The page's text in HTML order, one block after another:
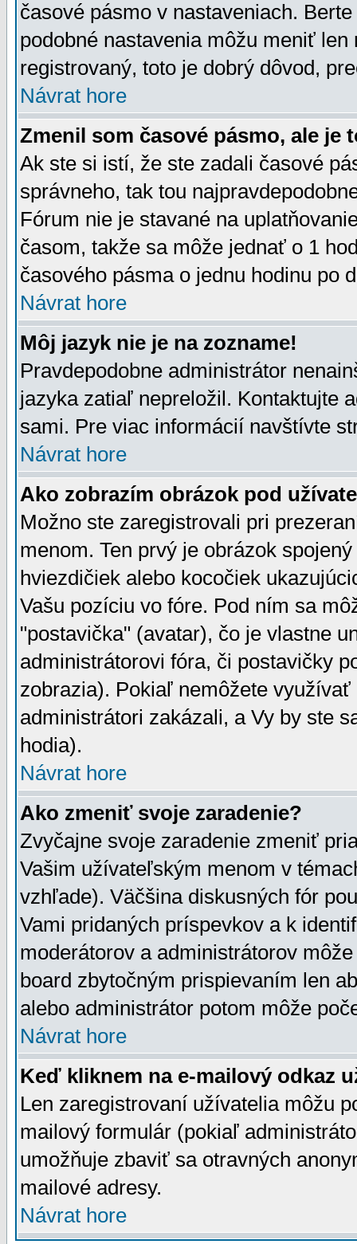
časové pásmo v nastaveniach.
podobné nastavenia môžu meniť
registrovaný, toto je dobrý dôvod,
Návrat hore
Zmenil som časové pásmo, ale je
Ak ste si istí, že ste zadali časové
správneho, tak tou
Fórum nie je stavané na
časom, takže sa môže jednať o 1
časového pásma o jednu hodinu po
Návrat hore
Môj jazyk nie je na zozname!
Pravdepodobne administrátor
jazyka zatiaľ nepreložil. Kontaktujte
sami. Pre viac informácií navštívte
Návrat hore
Ako zobrazím obrázok pod
Možno ste zaregistrovali pri
menom. Ten prvý je obrázok
hviezdičiek alebo kocočiek
Vašu pozíciu vo fóre. Pod ním sa
"postavička" (avatar), čo je vlastne
administrátorovi fóra, či postavičky
zobrazia). Pokiaľ nemôžete
administrátori zakázali, a Vy by ste
hodia).
Návrat hore
Ako zmeniť svoje zaradenie?
Zvyčajne svoje zaradenie zmeniť
Vašim užívateľským menom v
vzhľade). Väčšina diskusných fór
Vami pridaných príspevkov a k
moderátorov a administrátorov
board zbytočným prispievaním len
alebo administrátor potom môže
Návrat hore
Keď kliknem na e-mailový odkaz
Len zaregistrovaní užívatelia môžu
mailový formulár (pokiaľ
umožňuje zbaviť sa otravných
mailové adresy.
Návrat hore